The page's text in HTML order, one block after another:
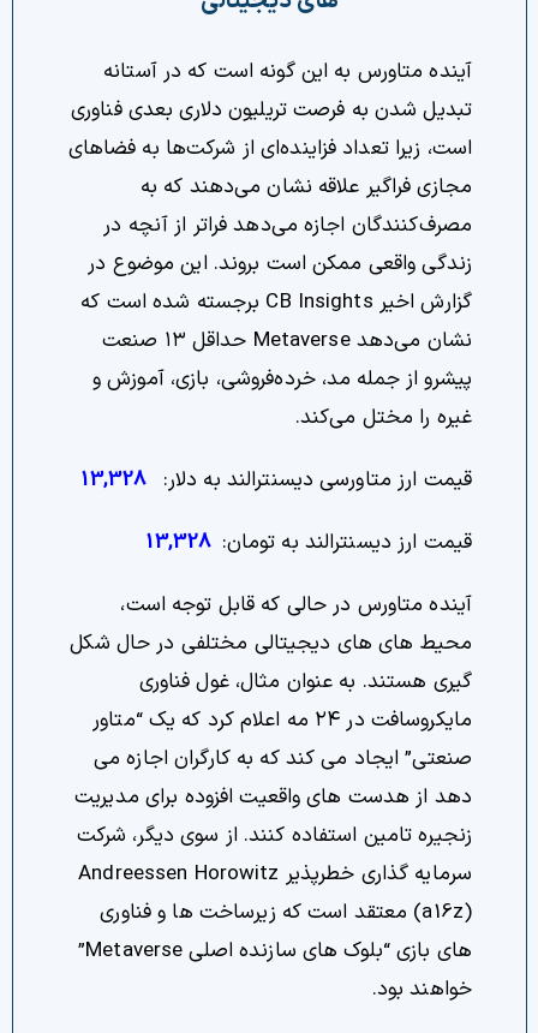
تماس با ما
دسته‌بندی ارزها
شاخص ترس و طمع
خرید تتر ارزان
مشاوره خدمات مالی
آینده متاورس به این گونه است که در آستانه
تبدیل شدن به فرصت تریلیون دلاری بعدی فناوری
است، زیرا تعداد فزاینده‌ای از شرکت‌ها به فضاهای
مجازی فراگیر علاقه نشان می‌دهند که به
مصرف‌کنندگان اجازه می‌دهد فراتر از آنچه در
زندگی واقعی ممکن است بروند. این موضوع در
گزارش اخیر CB Insights برجسته شده است که
نشان می‌دهد Metaverse حداقل ۱۳ صنعت
پیشرو از جمله مد، خرده‌فروشی، بازی، آموزش و
غیره را مختل می‌کند.
قیمت ارز متاورسی دیسنترالند به دلار: 13,328
قیمت ارز دیسنترالند به تومان: 13,328
آینده متاورس در حالی که قابل توجه است،
محیط های های دیجیتالی مختلفی در حال شکل
گیری هستند. به عنوان مثال، غول فناوری
مایکروسافت در ۲۴ مه اعلام کرد که یک “متاور
صنعتی” ایجاد می کند که به کارگران اجازه می
دهد از هدست های واقعیت افزوده برای مدیریت
زنجیره تامین استفاده کنند. از سوی دیگر، شرکت
سرمایه گذاری خطرپذیر Andreessen Horowitz
(a16z) معتقد است که زیرساخت ها و فناوری
های بازی “بلوک های سازنده اصلی Metaverse”
خواهند بود.